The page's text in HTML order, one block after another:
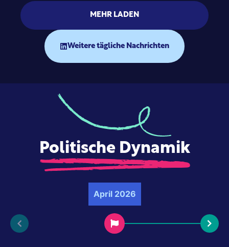
MEHR LADEN
Weitere tägliche Nachrichten
Politische Dynamik
April 2026